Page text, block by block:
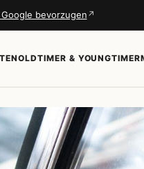
bevorzugen ↗
OLDTIMER & YOUNGTIMER